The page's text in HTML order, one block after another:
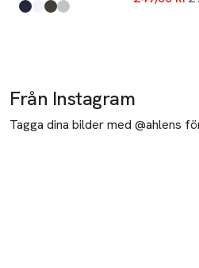
Produkten finns i färgerna:
Dark Navy
White,
Army Green1
Grey,
Från Instagram
Tagga dina bilder med @ahlens